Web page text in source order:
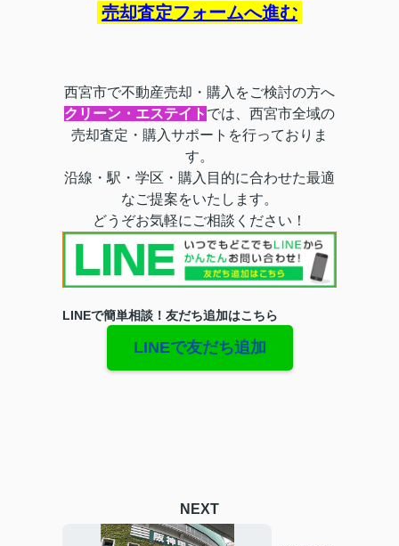
売却査定フォームへ進む
西宮市で不動産売却・購入をご検討の方へ
クリーン・エステイト では、西宮市全域の
売却査定・購入サポートを行っておりま
す。
沿線・駅・学区・購入目的に合わせた最適
なご提案をいたします。
どうぞお気軽にご相談ください！
LINEで簡単相談！友だち追加はこちら
LINEで友だち追加
NEXT